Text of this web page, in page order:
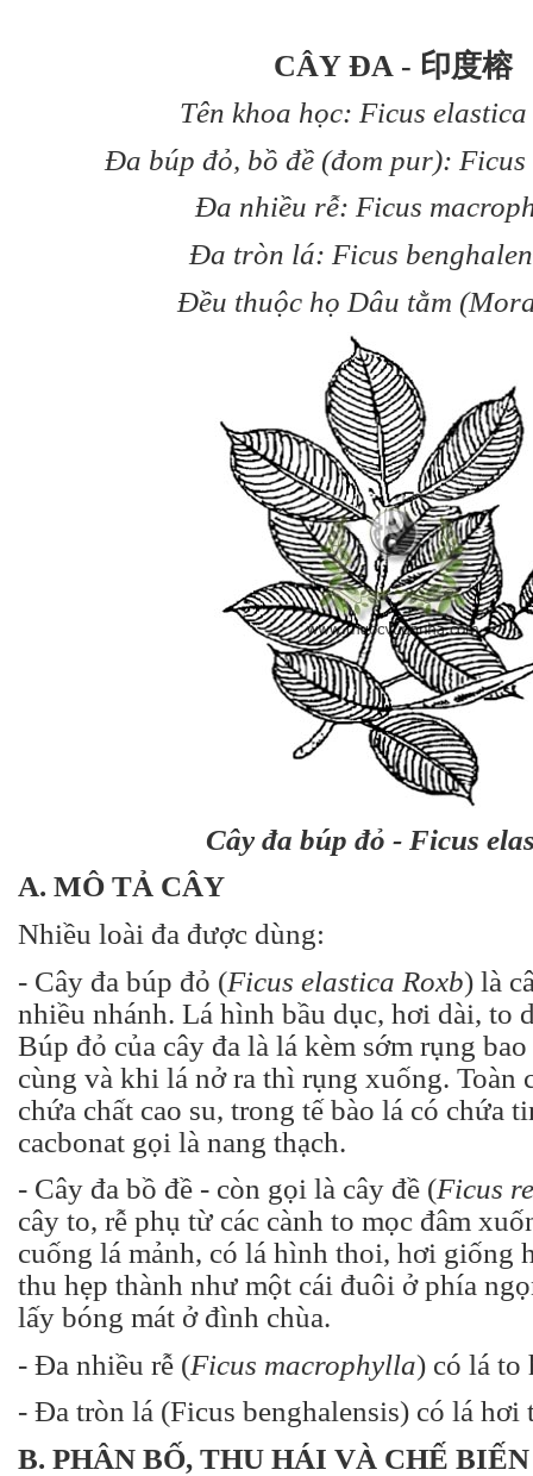
CÂY ĐA - 印度榕
Tên khoa học: Ficus
Đa búp đỏ, bồ đề (đom pur):
Đa nhiều rễ: Ficus
Đa tròn lá: Ficus
Đều thuộc họ Dâu tằm
Cây đa búp đỏ - Ficus
A. MÔ TẢ CÂY
Nhiều loài đa được dùng:
- Cây đa búp đỏ (Ficus elastica Roxb) là
nhiều nhánh. Lá hình bầu dục, hơi dài, to
Búp đỏ của cây đa là lá kèm sớm rụng
cùng và khi lá nở ra thì rụng xuống. Toàn
chứa chất cao su, trong tế bào lá có chứa
cacbonat gọi là nang thạch.
- Cây đa bồ đề - còn gọi là cây đề (Ficus
cây to, rễ phụ từ các cành to mọc đâm
cuống lá mảnh, có lá hình thoi, hơi giống
thu hẹp thành như một cái đuôi ở phía
lấy bóng mát ở đình chùa.
- Đa nhiều rễ (Ficus macrophylla) có lá to
- Đa tròn lá (Ficus benghalensis) có lá hơi
B. PHÂN BỐ, THU HÁI VÀ CHẾ BIẾN